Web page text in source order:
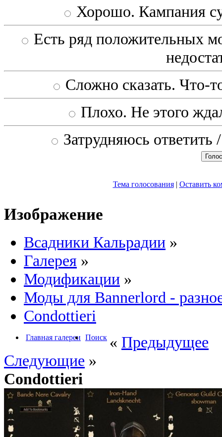
Хорошо. Кампания
Есть ряд положительных
Сложно сказать. Что-
Плохо. Не этого
Затрудняюсь
Тема голосования| Оставить
Изображение
Всадники Кальрадии »
Галерея »
Модификации »
Моды для Bannerlord -
Condottieri
Главная галереи Поиск « Предыдущее
Следующие »
Condottieri